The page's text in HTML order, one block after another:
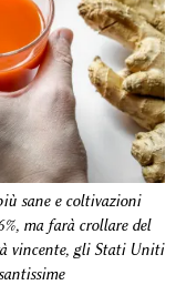
sane e coltivazioni
ma farà crollare del
vincente, gli Stati Uniti